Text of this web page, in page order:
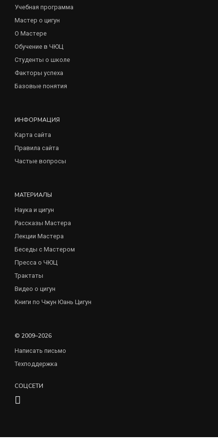
Учебная программа
Мастер о цигун
О Мастере
Обучение в ЧЮЦ
Студенты о школе
Факторы успеха
Базовые понятия
ИНФОРМАЦИЯ
Карта сайта
Правила сайта
Частые вопросы
МАТЕРИАЛЫ
Наука и цигун
Рассказы Мастера
Лекции Мастера
Беседы с Мастером
Пресса о ЧЮЦ
Трактаты
Видео о цигун
Книги по Чжун Юань Цигун
© 2009–2026
Написать письмо
Техподдержка
СОЦСЕТИ